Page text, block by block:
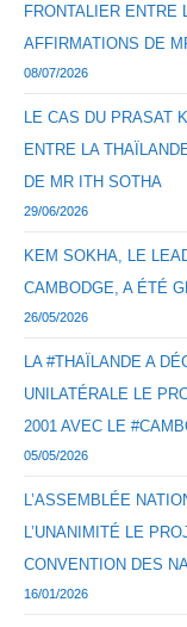
FRONTALIER ENTRE
AFFIRMATIONS DE
08/07/2026
LE CAS DU PRASAT
ENTRE LA
DE MR ITH SOTHA
29/06/2026
KEM SOKHA, LE
CAMBODGE, A ÉTÉ
26/05/2026
LA #THAÏLANDE A
UNILATÉRALE LE
2001 AVEC LE
05/05/2026
L’ASSEMBLÉE
L’UNANIMITÉ LE
CONVENTION DES
16/01/2026